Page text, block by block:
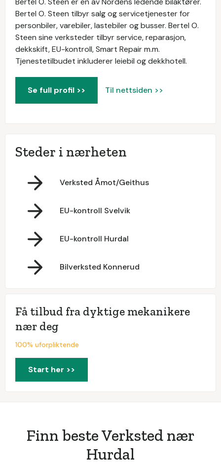
Bertel O. Steen tilbyr salg og servicetjenester for
personbiler, varebiler, lastebiler og busser. Bertel O.
Steen sine verksteder tilbyr service, reparasjon,
dekkskift, EU-kontroll, Smart Repair m.m.
Tjenestetilbudet inkluderer leiebil og dekkhotell.
Se full profil >> Til nettsiden >>
Steder i nærheten
Verksted Åmot/Geithus
EU-kontroll Svelvik
EU-kontroll Hurdal
Bilverksted Konnerud
Få tilbud fra dyktige mekanikere
nær deg
100% uforpliktende
Start her >>
Finn beste Verksted nær
Hurdal